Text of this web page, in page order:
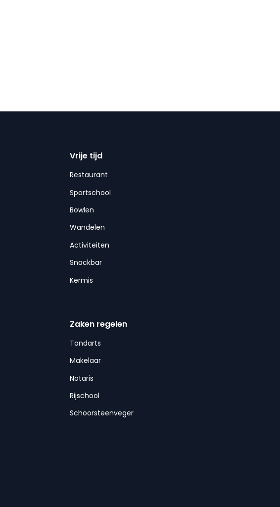
Vrije tijd
Restaurant
Sportschool
Bowlen
Wandelen
Activiteiten
Snackbar
Kermis
Zaken regelen
Tandarts
Makelaar
Notaris
Rijschool
Schoorsteenveger